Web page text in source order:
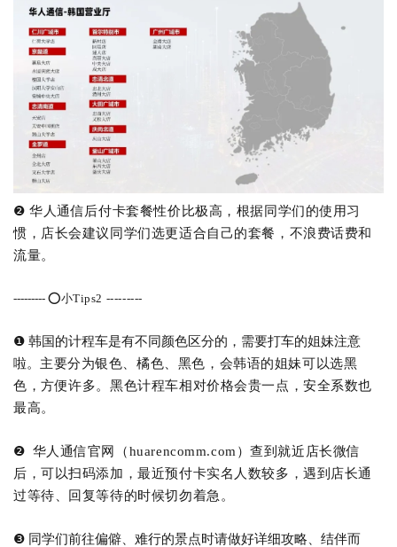
❷ 华人通信后付卡套餐性价比极高，根据同学们的使用习
惯，店长会建议同学们选更适合自己的套餐，不浪费话费和
流量。
--------- ⭕️小Tips2 ---------
❶ 韩国的计程车是有不同颜色区分的，需要打车的姐妹注意
啦。 主要分为银色、橘色、黑色，会韩语的姐妹可以选黑
色，方便许多。黑色计程车相对价格会贵一点，安全系数也
最高。
❷ 华人通信官网（huarencomm.com ）查到就近店长微信
后 ，可以扫码添加，最近预付卡实名人数较多，遇到 店长通
过等待 、回复等待的时候切勿着急 。
❸ 同学们前往偏僻、难行的景点时请做好详细攻略、结伴而